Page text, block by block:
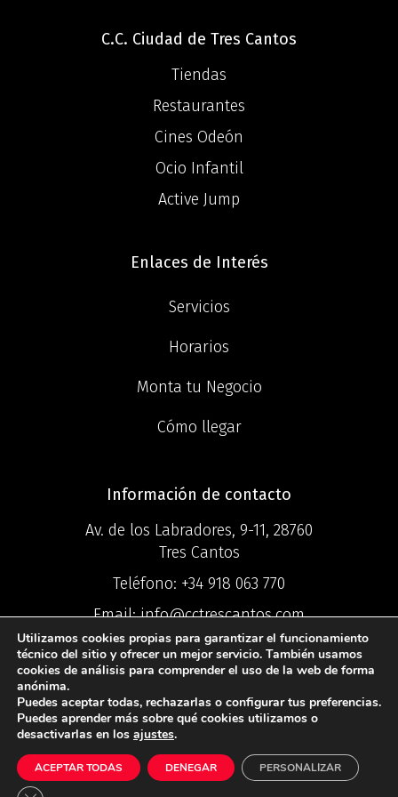
C.C. Ciudad de Tres Cantos
Tiendas
Restaurantes
Cines Odeón
Ocio Infantil
Active Jump
Enlaces de Interés
Servicios
Horarios
Monta tu Negocio
Cómo llegar
Información de contacto
Av. de los Labradores, 9-11, 28760
Tres Cantos
Teléfono: +34 918 063 770
Email:info@cctrescantos.com
©2025 Centro
Comercial Ciudad Tres Cantos ®
Política de PrivacidadIPolítica de
Utilizamos cookies propias para garantizar el funcionamiento
técnico del sitio y ofrecer un mejor servicio. También usamos
cookies de análisis para comprender el uso de la web de forma
anónima.
Puedes aceptar todas, rechazarlas o configurar tus preferencias.
Puedes aprender más sobre qué cookies utilizamos o
desactivarlas en los ajustes.
ACEPTAR TODAS DENEGAR PERSONALIZAR